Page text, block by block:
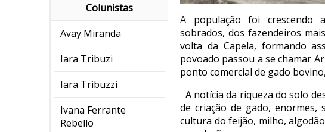
Colunistas
Avay Miranda
Iara Tribuzi
Iara Tribuzzi
Ivana Ferrante
Rebello
A população foi crescendo
sobrados, dos fazendeiros
volta da Capela, formando
povoado passou a se chamar
ponto comercial de gado
A notícia da riqueza do solo
de criação de gado, enormes,
cultura do feijão, milho,